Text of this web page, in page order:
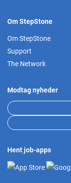
Om StepStone
Om StepStone
Support
The Network
Modtag nyheder
Hent job-apps